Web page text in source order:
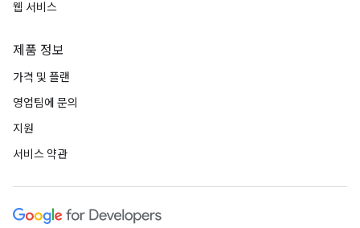
웹 서비스
제품 정보
가격 및 플랜
영업팀에 문의
지원
서비스 약관